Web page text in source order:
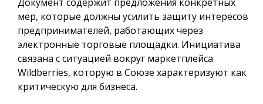
мер, которые должны усилить защиту интересов
предпринимателей, работающих через
электронные торговые площадки. Инициатива
связана с ситуацией вокруг маркетплейса
Wildberries, которую в Союзе характеризуют как
критическую для бизнеса.